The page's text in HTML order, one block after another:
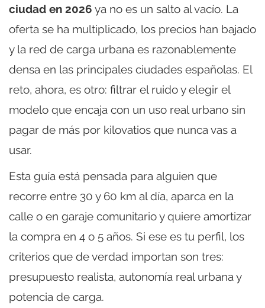
ciudad en 2026 ya no es un salto al vacío. La
oferta se ha multiplicado, los precios han bajado
y la red de carga urbana es razonablemente
densa en las principales ciudades españolas. El
reto, ahora, es otro: filtrar el ruido y elegir el
modelo que encaja con un uso real urbano sin
pagar de más por kilovatios que nunca vas a
usar.
Esta guía está pensada para alguien que
recorre entre 30 y 60 km al día, aparca en la
calle o en garaje comunitario y quiere amortizar
la compra en 4 o 5 años. Si ese es tu perfil, los
criterios que de verdad importan son tres:
presupuesto realista, autonomía real urbana y
potencia de carga.